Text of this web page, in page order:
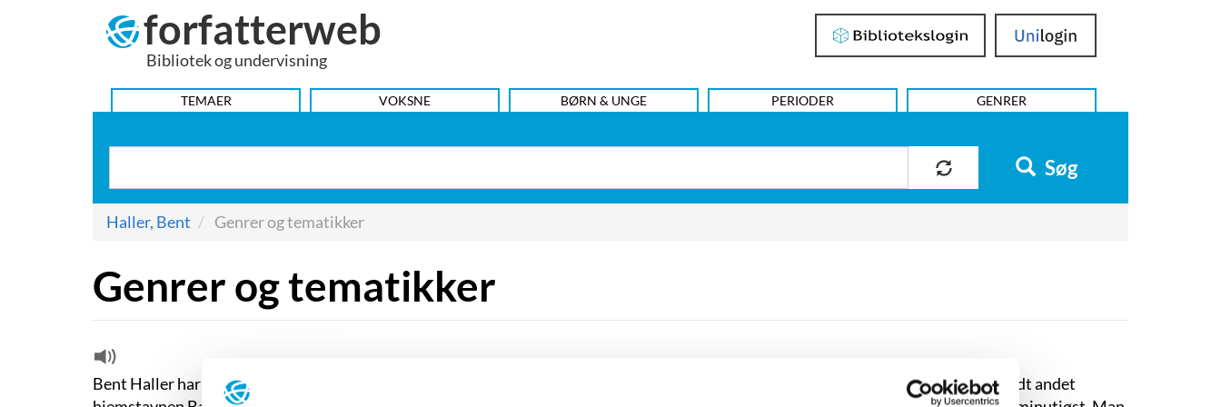
forfatterweb
Bibliotek og undervisning
Bibliotekslogin UniLogin
HOVEDMENU
TEMAER VOKSNE BØRN & UNGE PERIODER GENRER
Søg
Haller, Bent Genrer og tematikker
Genrer og tematikker
Bent Haller har skrevet inden for flere genrer, ligesom han har dykket ned i mange forskellige temaer. Nogle temaer går dog igen: blandt andet